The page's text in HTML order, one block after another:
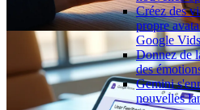
Créez des
propre
Google Vids
Donnez de
des
Gemini
nouvelles